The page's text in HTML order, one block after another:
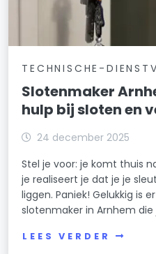
TECHNISCHE-
Slotenmaker
hulp bij sloten en
24 december 2025
Stel je voor: je komt thuis
je realiseert je dat je je
liggen. Paniek! Gelukkig is
slotenmaker in Arnhem
LEES VERDER